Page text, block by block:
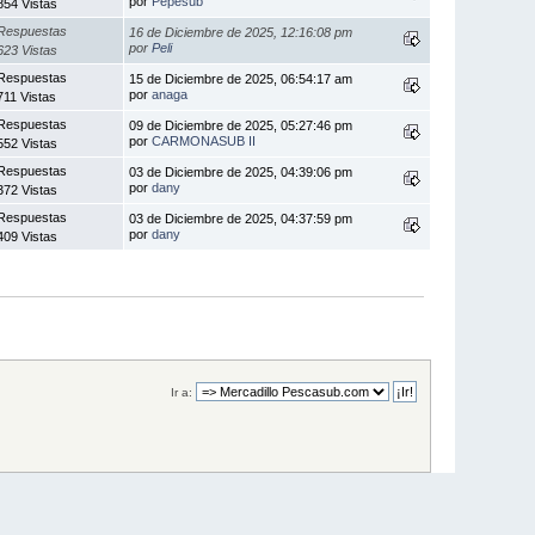
Vistas
Vistas
16 de Diciembre de 2025, 12:16:08 pm
porPeli
Vistas
15 de Diciembre de 2025, 06:54:17 am
poranaga
Vistas
09 de Diciembre de 2025, 05:27:46 pm
porCARMONASUB II
Vistas
03 de Diciembre de 2025, 04:39:06 pm
pordany
Vistas
03 de Diciembre de 2025, 04:37:59 pm
pordany
Ir a: